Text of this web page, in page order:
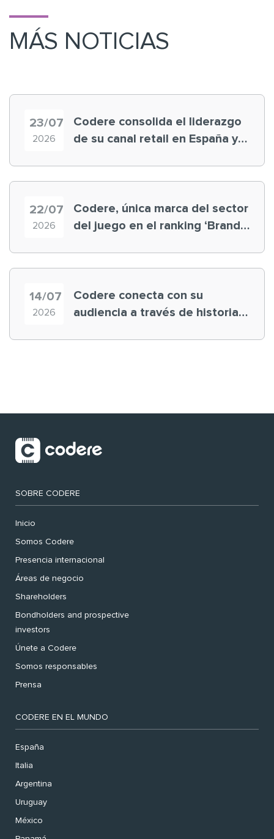
MÁS NOTICIAS
23/07
2026
Codere consolida el liderazgo
de su canal retail en España y
22/07
2026
Codere, única marca del sector
del juego en el ranking ‘Brand
14/07
2026
Codere conecta con su
audiencia a través de historias
SOBRE CODERE
Inicio
Somos Codere
Presencia internacional
Áreas de negocio
Shareholders
Bondholders and prospective
investors
Únete a Codere
Somos responsables
Prensa
CODERE EN EL MUNDO
España
Italia
Argentina
Uruguay
México